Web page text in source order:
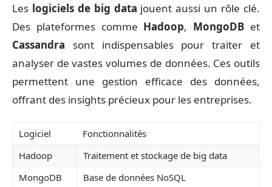
Les logiciels de big data jouent aussi un rôle clé.
Des plateformes comme Hadoop, MongoDB et
Cassandra sont indispensables pour traiter et
analyser de vastes volumes de données. Ces outils
permettent une gestion efficace des données,
offrant des insights précieux pour les entreprises.
Logiciel
Fonctionnalités
Hadoop
Traitement et stockage de big data
MongoDB
Base de données NoSQL